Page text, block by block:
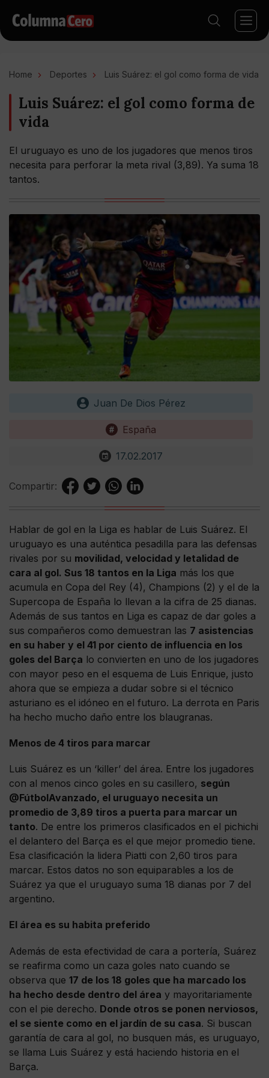
Home Deportes Luis Suárez: el gol como forma de vida
Luis Suárez: el gol como forma de
vida
El uruguayo es uno de los jugadores que menos tiros
necesita para perforar la meta rival (3,89). Ya suma 18
tantos.
Juan De Dios Pérez
España
17.02.2017
Compartir:
Hablar de gol en la Liga es hablar de Luis Suárez. El
uruguayo es una auténtica pesadilla para las defensas
rivales por su movilidad, velocidad y letalidad de
cara al gol. Sus 18 tantos en la Liga más los que
acumula en Copa del Rey (4), Champions (2) y el de la
Supercopa de España lo llevan a la cifra de 25 dianas.
Además de sus tantos en Liga es capaz de dar goles a
sus compañeros como demuestran las 7 asistencias
en su haber y el 41 por ciento de influencia en los
goles del Barça lo convierten en uno de los jugadores
con mayor peso en el esquema de Luis Enrique, justo
ahora que se empieza a dudar sobre si el técnico
asturiano es el idóneo en el futuro. La derrota en Paris
ha hecho mucho daño entre los blaugranas.
Menos de 4 tiros para marcar
Luis Suárez es un ‘killer’ del área. Entre los jugadores
con al menos cinco goles en su casillero, según
@FútbolAvanzado, el uruguayo necesita un
promedio de 3,89 tiros a puerta para marcar un
tanto. De entre los primeros clasificados en el pichichi
el delantero del Barça es el que mejor promedio tiene.
Esa clasificación la lidera Piatti con 2,60 tiros para
marcar. Estos datos no son equiparables a los de
Suárez ya que el uruguayo suma 18 dianas por 7 del
argentino.
El área es su habita preferido
Además de esta efectividad de cara a portería, Suárez
se reafirma como un caza goles nato cuando se
observa que 17 de los 18 goles que ha marcado los
ha hecho desde dentro del área y mayoritariamente
con el pie derecho. Donde otros se ponen nerviosos,
el se siente como en el jardín de su casa. Si buscan
garantía de cara al gol, no busquen más, es uruguayo,
se llama Luis Suárez y está haciendo historia en el
Barça.